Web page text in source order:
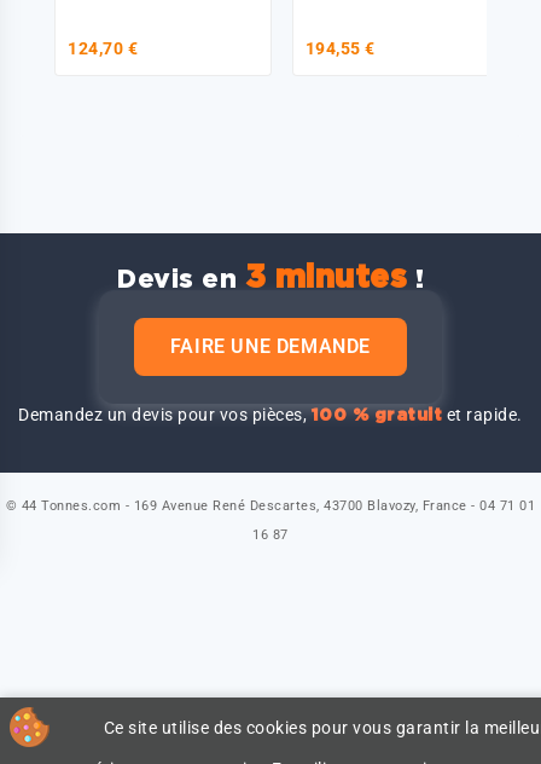
124,70 € 194,55 €
Devis en 3 minutes !
FAIRE UNE DEMANDE
Demandez un devis pour vos pièces,100 % gratuit et rapide.
Ce site utilise des cookies pour vous garantir la
© 44 Tonnes.com - 169 Avenue René Descartes, 43700 Blavozy, France - 04 71 01
16 87